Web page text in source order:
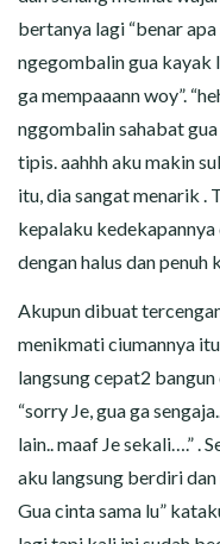
bertanya lagi “benar apa
ngegombalin gua kayak
ga mempaaann woy”.
nggombalin sahabat
tipis. aahhh aku makin
itu, dia sangat menarik .
kepalaku
dengan halus dan penuh
Akupun dibuat
menikmati ciumannya
langsung cepat2
“sorry Je, gua ga
lain.. maaf Je sekali….” .
aku langsung berdiri
Gua cinta sama lu”